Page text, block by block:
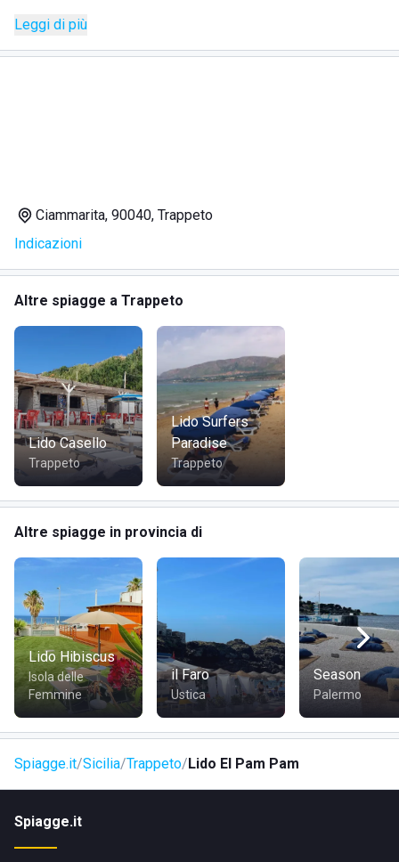
trascorrere intere giornate che si concludono con lo
spettacolare tramonto sul mare.
Leggi di più
Ciammarita, 90040, Trappeto
Indicazioni
Altre spiagge a Trappeto
Lido Casello
Trappeto
Lido Surfers
Paradise
Trappeto
Altre spiagge in provincia di
Lido Hibiscus
Isola delle
Femmine
il Faro
Ustica
Season
Palermo
Spiagge.it Sicilia Trappeto Lido El Pam Pam
Spiagge.it